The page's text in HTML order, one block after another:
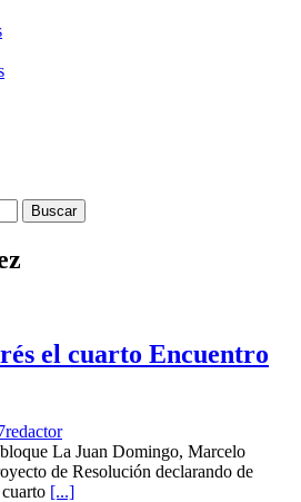
el cuarto Encuentro
redactor
La Juan Domingo, Marcelo
de Resolución declarando de
[...]